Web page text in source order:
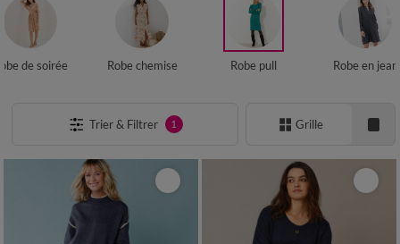
de soirée Robe chemise Robe pull Robe en jean
Trier & Filtrer 1 Grille